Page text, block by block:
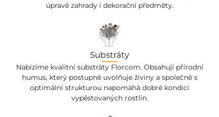
úpravě zahrady i dekorační předměty.
Substráty
Nabízíme kvalitní substráty Florcom. Obsahují přírodní
humus, který postupně uvolňuje živiny a společně s
optimální strukturou napomáhá dobré kondici
vypěstovaných rostlin.